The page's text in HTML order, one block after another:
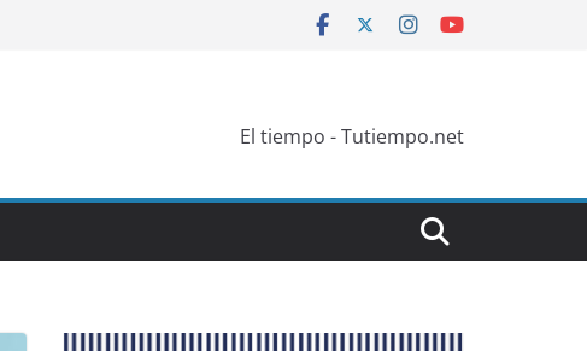
El tiempo - Tutiempo.net